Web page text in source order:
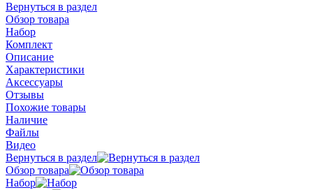
Вернуться в раздел
Обзор товара
Набор
Комплект
Описание
Характеристики
Аксессуары
Отзывы
Похожие товары
Наличие
Файлы
Видео
Вернуться в раздел
Обзор товара
Набор